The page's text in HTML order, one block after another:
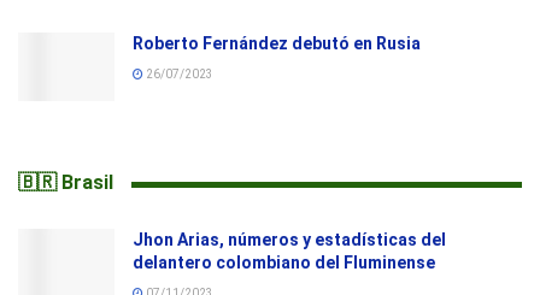
Roberto Fernández debutó en Rusia
26/07/2023
🇧🇷 Brasil
Jhon Arias, números y estadísticas del
delantero colombiano del Fluminense